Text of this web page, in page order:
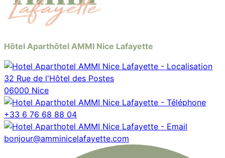
Hôtel Aparthôtel AMMI Nice Lafayette
32 Rue de l'Hôtel des Postes
06000 Nice
+33 6 76 68 88 04
bonjour@amminicelafayette.com